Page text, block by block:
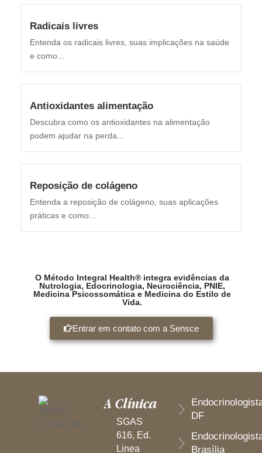
Radicais livres
Entenda os radicais livres, suas implicações na saúde
e como...
Antioxidantes alimentação
Descubra como os antioxidantes na alimentação
podem ajudar na perda...
Reposição de colágeno
Entenda a reposição de colágeno, suas aplicações
práticas e como...
O Método Integral Health® integra evidências da
Nutrologia, Edocrinologia, Neurociência, PNIE,
Medicina Psicossomática e Medicina do Estilo de
Vida.
Entrar em contato com a Sensce
A Clínica
SGAS
616, Ed.
Linea
DF
Brasília